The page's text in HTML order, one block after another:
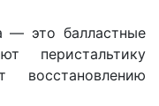
— это балластные
перистальтику
восстановлению